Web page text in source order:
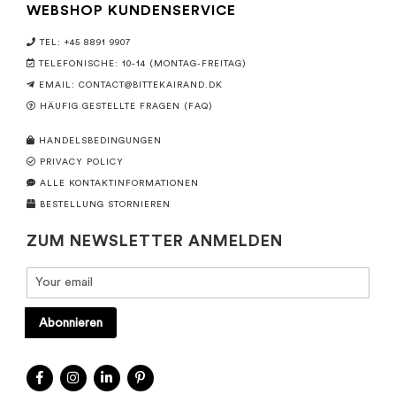
WEBSHOP KUNDENSERVICE
TEL: +45 8891 9907
TELEFONISCHE: 10-14 (MONTAG-FREITAG)
EMAIL: CONTACT@BITTEKAIRAND.DK
HÄUFIG GESTELLTE FRAGEN (FAQ)
HANDELSBEDINGUNGEN
PRIVACY POLICY
ALLE KONTAKTINFORMATIONEN
BESTELLUNG STORNIEREN
ZUM NEWSLETTER ANMELDEN
Abonnieren